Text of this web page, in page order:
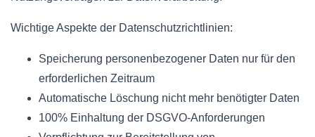
Wichtige Aspekte der Datenschutzrichtlinien:
Speicherung personenbezogener Daten nur für den
erforderlichen Zeitraum
Automatische Löschung nicht mehr benötigter Daten
100% Einhaltung der DSGVO-Anforderungen